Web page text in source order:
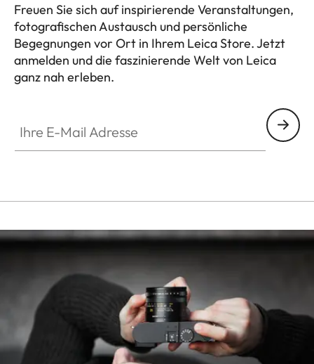
Freuen Sie sich auf inspirierende Veranstaltungen,
fotografischen Austausch und persönliche
Begegnungen vor Ort in Ihrem Leica Store. Jetzt
anmelden und die faszinierende Welt von Leica
ganz nah erleben.